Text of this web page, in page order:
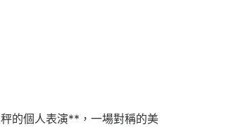
的個人表演**，一場對稱的美